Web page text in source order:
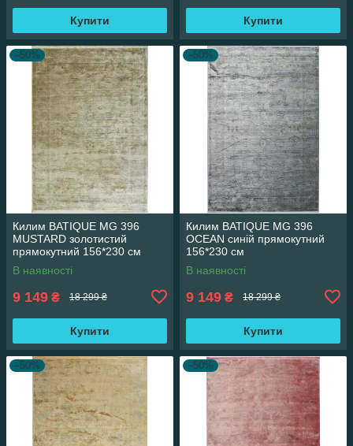
Купити Купити
–50%
Килим BATIQUE MG 396
MUSTARD золотистий
прямокутний 156*230 см
В наявності
9 149 ₴ 18 299 ₴
Купити
–50%
Килим BATIQUE MG 396
OCEAN синій прямокутний
156*230 см
В наявності
9 149 ₴ 18 299 ₴
Купити
–50% –50%